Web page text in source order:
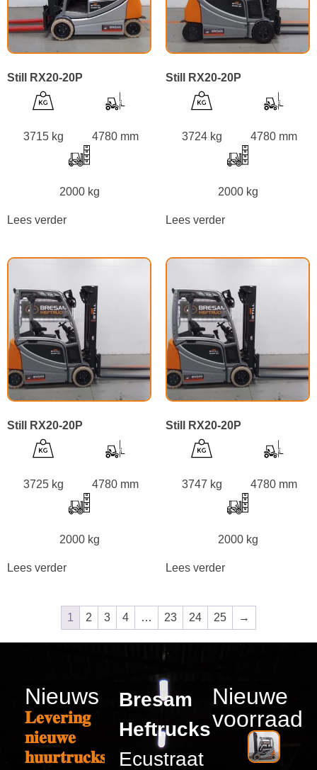
Still RX20-20P
3715 kg 4780 mm
2000 kg
Lees verder
Still RX20-20P
3724 kg 4780 mm
2000 kg
Lees verder
Still RX20-20P
3725 kg 4780 mm
2000 kg
Lees verder
Still RX20-20P
3747 kg 4780 mm
2000 kg
Lees verder
1 2 3 4 … 23 24 25 →
Nieuws
𝐋𝐞𝐯𝐞𝐫𝐢𝐧𝐠
𝐧𝐢𝐞𝐮𝐰𝐞
𝐡𝐮𝐮𝐫𝐭𝐫𝐮𝐜𝐤𝐬
Bresam
Heftrucks
Ecustraat
Nieuwe
voorraad